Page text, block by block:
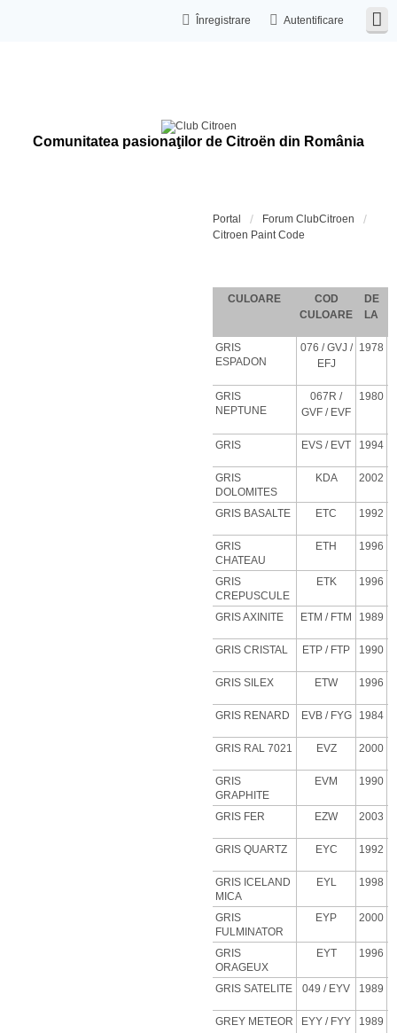
Autentificare
Înregistrare
Comunitatea pasionaţilor de Citroën din România
Portal
Forum ClubCitroen
Citroen Paint Code
CULOARE
COD
CULOARE
DE
LA
GRIS
ESPADON
076 / GVJ /
EFJ
1978
GRIS
NEPTUNE
067R /
GVF / EVF
1980
GRIS EVS / EVT 1994
GRIS
DOLOMITES
KDA 2002
GRIS BASALTE ETC 1992
GRIS
CHATEAU
ETH 1996
GRIS
CREPUSCULE
ETK 1996
GRIS AXINITE ETM / FTM 1989
GRIS CRISTAL ETP / FTP 1990
GRIS SILEX ETW 1996
GRIS RENARD EVB / FYG 1984
GRIS RAL 7021 EVZ 2000
GRIS
GRAPHITE
EVM 1990
GRIS FER EZW 2003
GRIS QUARTZ EYC 1992
GRIS ICELAND
MICA
EYL 1998
GRIS
FULMINATOR
EYP 2000
GRIS
ORAGEUX
EYT 1996
GRIS SATELITE 049 / EYV 1989
GREY METEOR EYY / FYY 1989